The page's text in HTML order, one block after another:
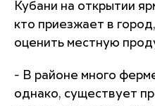
Кубани на открытии
кто приезжает в
оценить местную
- В районе много
однако, существует